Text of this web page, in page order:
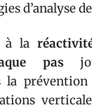
d’analyse
à la
pas
la prévention